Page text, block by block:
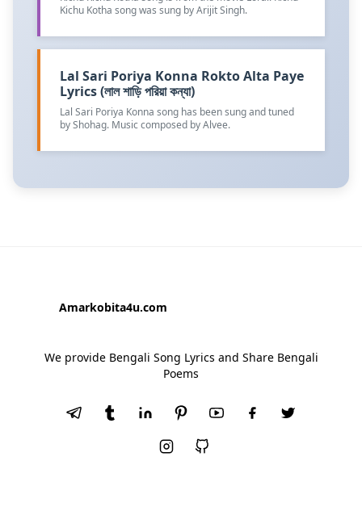
Kichu Kotha song was sung by Arijit Singh.
Lal Sari Poriya Konna Rokto Alta Paye
Lyrics (লাল শাড়ি পরিয়া কন্যা)
Lal Sari Poriya Konna song has been sung and tuned
by Shohag. Music composed by Alvee.
Amarkobita4u.com
We provide Bengali Song Lyrics and Share Bengali
Poems